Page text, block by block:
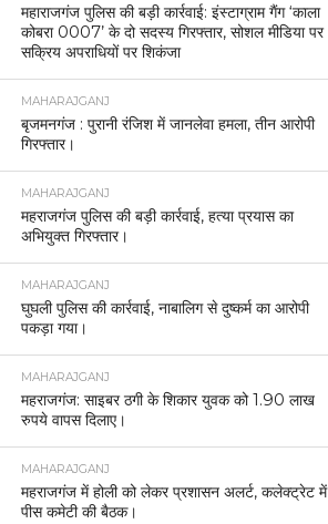
महाराजगंज पुलिस की बड़ी कार्रवाई: इंस्टाग्राम गैंग ‘काला
कोबरा 0007’ के दो सदस्य गिरफ्तार, सोशल मीडिया पर
सक्रिय अपराधियों पर शिकंजा
MAHARAJGANJ
बृजमनगंज : पुरानी रंजिश में जानलेवा हमला, तीन आरोपी
गिरफ्तार।
MAHARAJGANJ
महराजगंज पुलिस की बड़ी कार्रवाई, हत्या प्रयास का
अभियुक्त गिरफ्तार।
MAHARAJGANJ
घुघली पुलिस की कार्रवाई, नाबालिग से दुष्कर्म का आरोपी
पकड़ा गया।
MAHARAJGANJ
महराजगंज: साइबर ठगी के शिकार युवक को 1.90 लाख
रुपये वापस दिलाए।
MAHARAJGANJ
महराजगंज में होली को लेकर प्रशासन अलर्ट, कलेक्ट्रेट में
पीस कमेटी की बैठक।